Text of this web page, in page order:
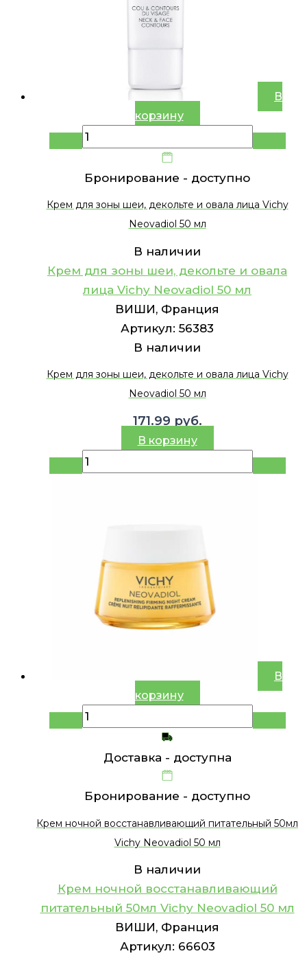
В
корзину
Бронирование - доступно
Крем для зоны шеи, декольте и овала лица Vichy
Neovadiol 50 мл
В наличии
Крем для зоны шеи, декольте и овала
лица Vichy Neovadiol 50 мл
ВИШИ, Франция
Артикул: 56383
В наличии
Крем для зоны шеи, декольте и овала лица Vichy
Neovadiol 50 мл
171.99 руб.
В корзину
В
корзину
Доставка - доступна
Бронирование - доступно
Крем ночной восстанавливающий питательный 50мл
Vichy Neovadiol 50 мл
В наличии
Крем ночной восстанавливающий
питательный 50мл Vichy Neovadiol 50 мл
ВИШИ, Франция
Артикул: 66603